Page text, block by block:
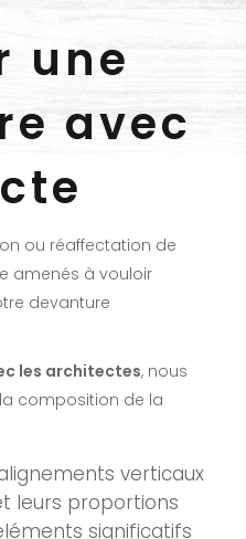
une
avec
ou réaffectation de
amenés à vouloir
devanture
les architectes, nous
composition de la
verticaux
leurs proportions
significatifs